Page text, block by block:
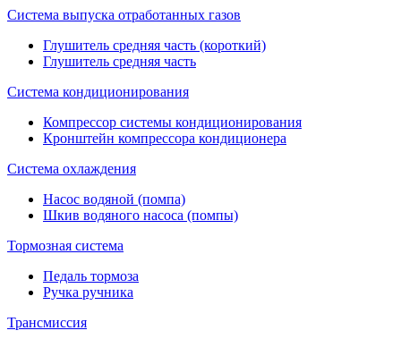
Система выпуска отработанных газов
Глушитель средняя часть (короткий)
Глушитель средняя часть
Система кондиционирования
Компрессор системы кондиционирования
Кронштейн компрессора кондиционера
Система охлаждения
Насос водяной (помпа)
Шкив водяного насоса (помпы)
Тормозная система
Педаль тормоза
Ручка ручника
Трансмиссия